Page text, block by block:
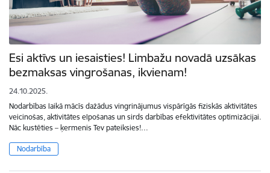
Esi aktīvs un iesaisties! Limbažu novadā uzsākas
bezmaksas vingrošanas, ikvienam!
24.10.2025.
Nodarbības laikā mācīs dažādus vingrinājumus vispārīgās fiziskās aktivitātes
veicinošas, aktivitātes elpošanas un sirds darbības efektivitātes optimizācijai.
Nāc kustēties – ķermenis Tev pateiksies!…
Nodarbība